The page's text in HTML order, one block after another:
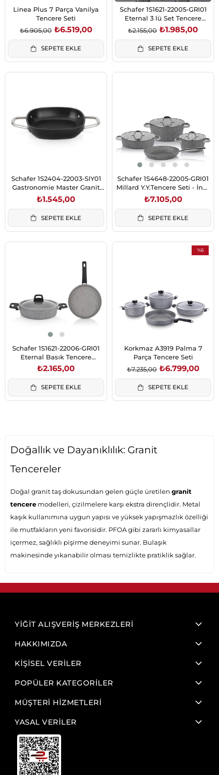
Linea Plus 7 Parça Vanilya
Tencere Seti
₺6.519,00
₺6.905,00
SEPETE EKLE
Schafer 1S1621-22005-GRI01
Eternal 3 lü Set Tencere
18Cm+Sahan
18Cm+Tava18Cm-Gri
₺1.985,00
₺2.155,00
SEPETE EKLE
Schafer 1S2404-22003-SIY01
Gastronomie Master Granit
Sahan 20Cm-Siyah
₺1.545,00
SEPETE EKLE
Schafer 1S4648-22005-GRI01
Millard Y.Y.Tencere Seti - İnd-
7 Parça-Gri
₺7.105,00
SEPETE EKLE
Schafer 1S1621-22006-GRI01
Eternal Basık Tencere
26Cm+Tava 26Cm-2 Li Set-Gri
₺2.165,00
SEPETE EKLE
%6
Korkmaz A3919 Palma 7
Parça Tencere Seti
₺6.799,00
₺7.235,00
SEPETE EKLE
Doğallık ve Dayanıklılık: Granit
Tencereler
Doğal granit taş dokusundan gelen güçle üretilen granit
tencere modelleri, çizilmelere karşı ekstra dirençlidir. Metal
kaşık kullanımına uygun yapısı ve yüksek yapışmazlık özelliği
ile mutfakların yeni favorisidir. PFOA gibi zararlı kimyasallar
içermez, sağlıklı pişirme deneyimi sunar. Bulaşık
makinesinde yıkanabilir olması temizlikte pratiklik sağlar.
YİĞİT ALIŞVERİŞ MERKEZLERİ
HAKKIMIZDA
KİŞİSEL VERİLER
POPÜLER KATEGORİLER
MÜŞTERİ HİZMETLERİ
YASAL VERİLER